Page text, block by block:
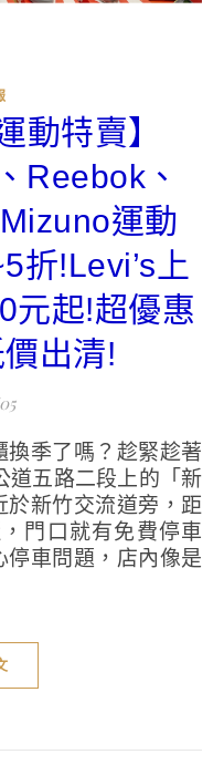
動特賣】
Reebok、
運動
折!Levi’s上
元起!超優惠
出清!
道五路二段上的「新
新竹交流道旁，距
門口就有免費停車
車問題，店內像是